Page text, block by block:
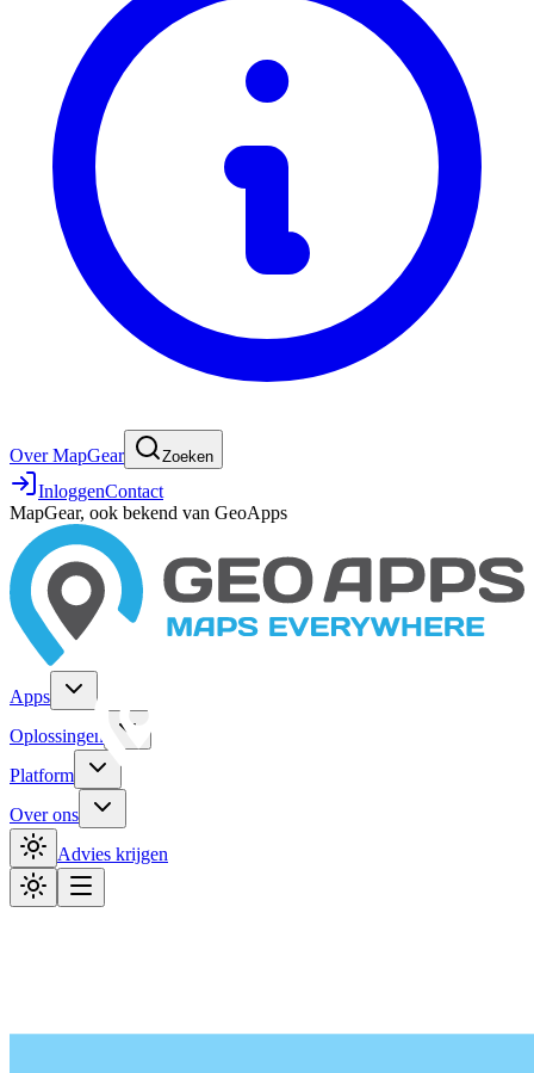
Over MapGear Zoeken
InloggenContact
MapGear, ook bekend van GeoApps
Apps
Oplossingen
Platform
Over ons
Advies krijgen